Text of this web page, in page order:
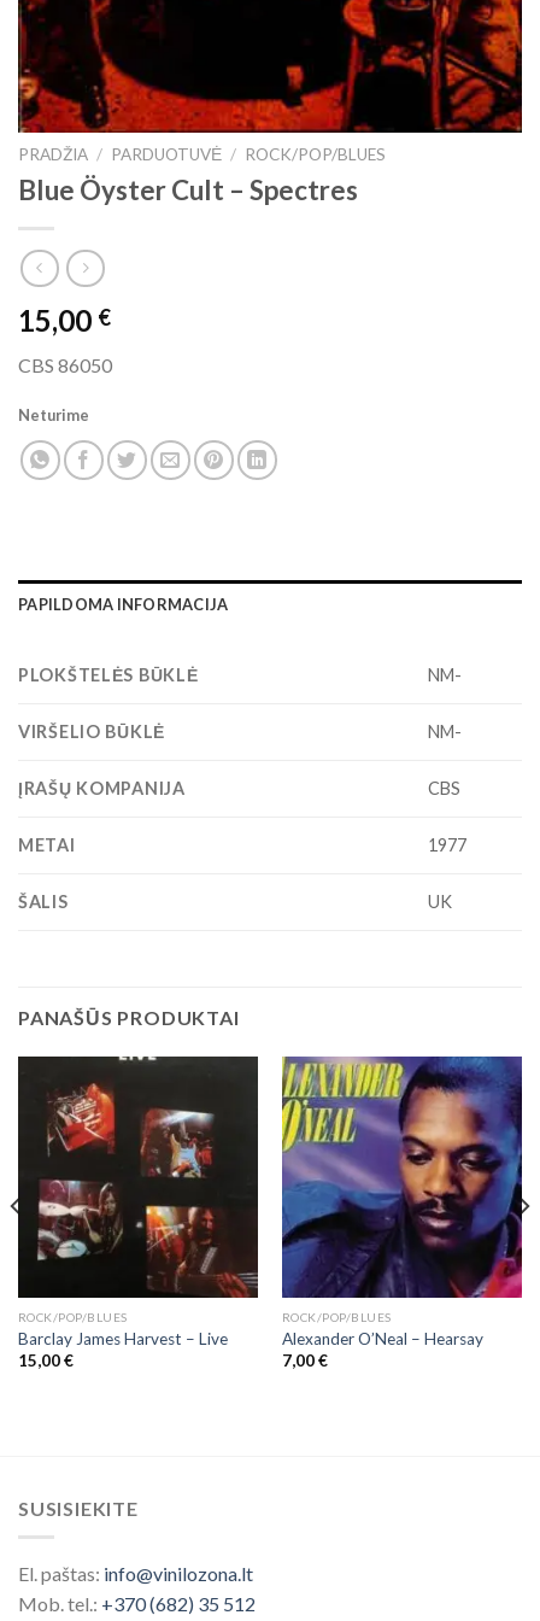
PRADŽIA / PARDUOTUVĖ / ROCK/POP/BLUES
Blue Öyster Cult ‎– Spectres
15,00 €
CBS 86050
Neturime
PAPILDOMA INFORMACIJA
PLOKŠTELĖS BŪKLĖ NM-
VIRŠELIO BŪKLĖ NM-
ĮRAŠŲ KOMPANIJA CBS
METAI 1977
ŠALIS UK
PANAŠŪS PRODUKTAI
ROCK/POP/BLUES
Barclay James Harvest ‎– Live
15,00€
ROCK/POP/BLUES
Alexander O’Neal – Hearsay
7,00€
SUSISIEKITE
El. paštas: info@vinilozona.lt
Mob. tel.: +370 (682) 35 512